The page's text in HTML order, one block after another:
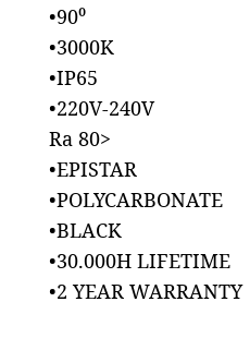
•90⁰
•3000K
•IP65
•220V-240V
Ra 80>
•EPISTAR
•POLYCARBONATE
•BLACK
•30.000H LIFETIME
•2 YEAR WARRANTY